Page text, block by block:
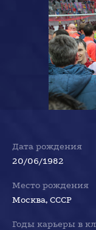
Дата рождения
20/06/1982
Место рождения
Москва, СССР
Годы карьеры в